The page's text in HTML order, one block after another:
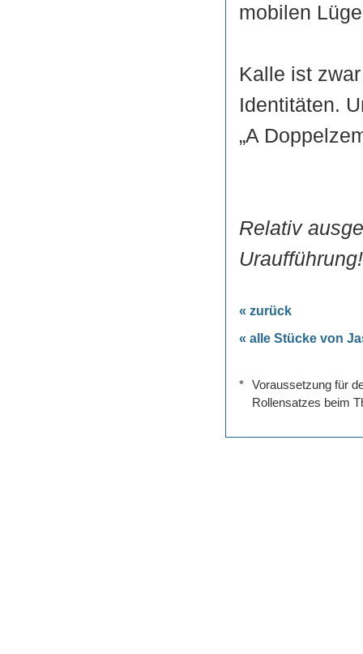
mobilen
Kalle ist
Identitäten.
„A
Relativ
Uraufführung!
« zurück
« alle Stücke von
*
Voraussetzung für
Rollensatzes beim